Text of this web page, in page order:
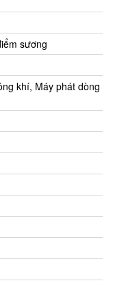
sương
khí, Máy phát dòng